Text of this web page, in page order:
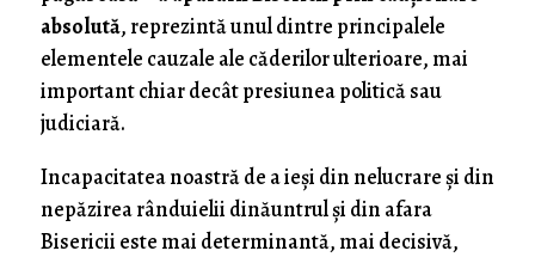
absolută, reprezintă unul dintre principalele
elementele cauzale ale căderilor ulterioare, mai
important chiar decât presiunea politică sau
judiciară.
Incapacitatea noastră de a ieşi din nelucrare şi din
nepăzirea rânduielii dinăuntrul şi din afara
Bisericii este mai determinantă, mai decisivă,